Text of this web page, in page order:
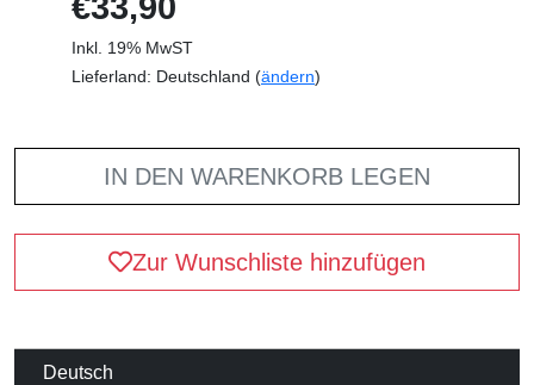
Inkl. 19% MwST
Lieferland: Deutschland (ändern)
IN DEN WARENKORB LEGEN
Zur Wunschliste hinzufügen
Deutsch